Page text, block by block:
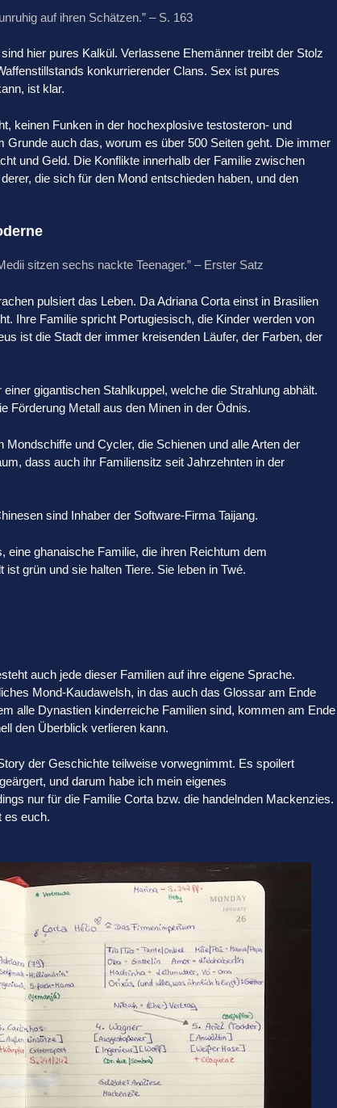
auf ihren Schätzen.” – S. 163
hier pures Kalkül. Verlassene Ehemänner treibt der Stolz
konkurrierender Clans. Sex ist pures
ist klar.
keinen Funken in der hochexplosive testosteron- und
auch das, worum es über 500 Seiten geht. Die immer
und Geld. Die Konflikte innerhalb der Familie zwischen
die sich für den Mond entschieden haben, und den
sitzen sechs nackte Teenager.” – Erster Satz
pulsiert das Leben. Da Adriana Corta einst in Brasilien
Ihre Familie spricht Portugiesisch, die Kinder werden von
ist die Stadt der immer kreisenden Läufer, der Farben, der
gigantischen Stahlkuppel, welche die Strahlung abhält.
Förderung Metall aus den Minen in der Ödnis.
und Cycler, die Schienen und alle Arten der
dass auch ihr Familiensitz seit Jahrzehnten in der
sind Inhaber der Software-Firma Taijang.
ghanaische Familie, die ihren Reichtum dem
grün und sie halten Tiere. Sie leben in Twé.
auch jede dieser Familien auf ihre eigene Sprache.
Mond-Kaudawelsh, in das auch das Glossar am Ende
alle Dynastien kinderreiche Familien sind, kommen am Ende
den Überblick verlieren kann.
der Geschichte teilweise vorwegnimmt. Es spoilert
und darum habe ich mein eigenes
nur für die Familie Corta bzw. die handelnden Mackenzies.
es euch.